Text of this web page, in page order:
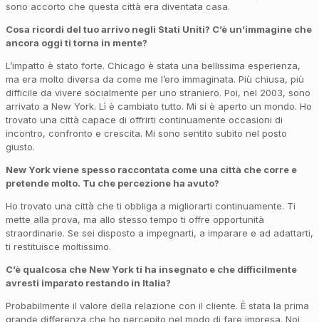
sono accorto che questa città era diventata casa.
Cosa ricordi del tuo arrivo negli Stati Uniti? C’è un’immagine che
ancora oggi ti torna in mente?
L’impatto è stato forte. Chicago è stata una bellissima esperienza,
ma era molto diversa da come me l’ero immaginata. Più chiusa, più
difficile da vivere socialmente per uno straniero. Poi, nel 2003, sono
arrivato a New York. Lì è cambiato tutto. Mi si è aperto un mondo. Ho
trovato una città capace di offrirti continuamente occasioni di
incontro, confronto e crescita. Mi sono sentito subito nel posto
giusto.
New York viene spesso raccontata come una città che corre e
pretende molto. Tu che percezione ha avuto?
Ho trovato una città che ti obbliga a migliorarti continuamente. Ti
mette alla prova, ma allo stesso tempo ti offre opportunità
straordinarie. Se sei disposto a impegnarti, a imparare e ad adattarti,
ti restituisce moltissimo.
C’è qualcosa che New York ti ha insegnato e che difficilmente
avresti imparato restando in Italia?
Probabilmente il valore della relazione con il cliente. È stata la prima
grande differenza che ho percepito nel modo di fare impresa. Noi